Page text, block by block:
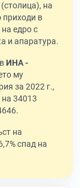
на
приходи в
едро с
и апаратура.
ИНА -
му
за 2022 г.,
34013
на
спад на